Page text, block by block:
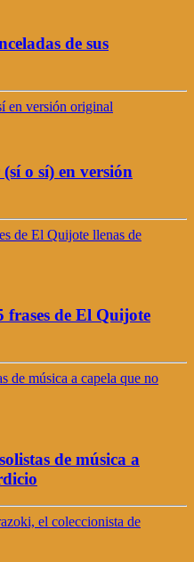
de sus
o sí) en versión
frases de El Quijote
de música a